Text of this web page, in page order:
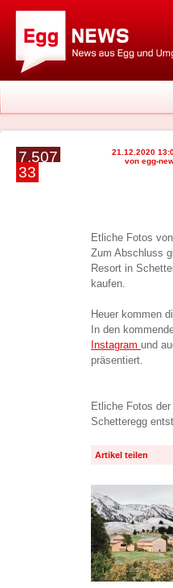
7.507
33
21.12.2020
von egg-
Etliche Fotos
Zum Abschluss
Resort in
kaufen.
Heuer kommen
In den
Instagram und
präsentiert.
Etliche Fotos
Schetteregg
Artikel teilen